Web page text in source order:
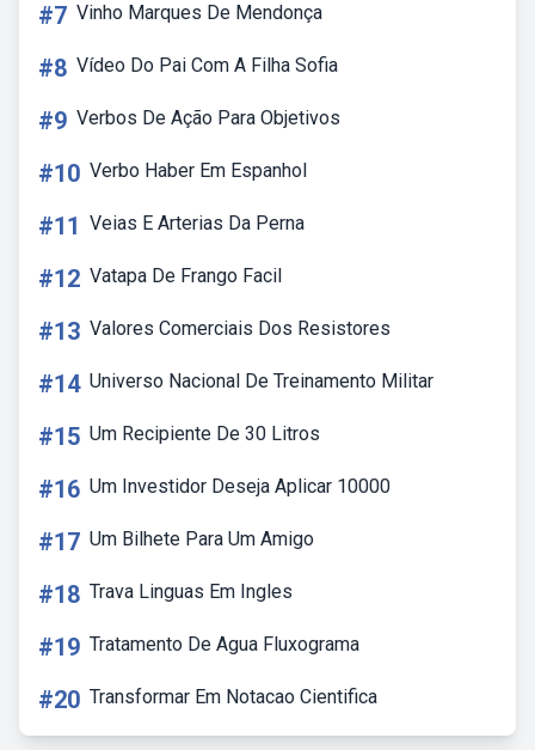
#7 Vinho Marques De Mendonça
#8 Vídeo Do Pai Com A Filha Sofia
#9 Verbos De Ação Para Objetivos
#10 Verbo Haber Em Espanhol
#11 Veias E Arterias Da Perna
#12 Vatapa De Frango Facil
#13 Valores Comerciais Dos Resistores
#14 Universo Nacional De Treinamento Militar
#15 Um Recipiente De 30 Litros
#16 Um Investidor Deseja Aplicar 10000
#17 Um Bilhete Para Um Amigo
#18 Trava Linguas Em Ingles
#19 Tratamento De Agua Fluxograma
#20 Transformar Em Notacao Cientifica